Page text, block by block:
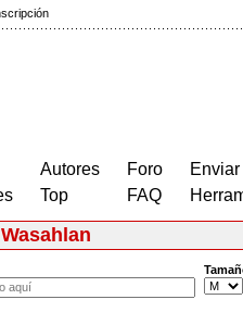
Autores
Top
Foro
FAQ